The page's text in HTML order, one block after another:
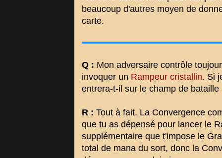
beaucoup d'autres moyen de
carte.
Q : Mon adversaire contrôle
invoquer un Rampeur cristallin. Si
entrera-t-il sur le champ de
R : Tout à fait. La Convergence
que tu as dépensé pour lancer le
supplémentaire que t'impose le
total de mana du sort, donc la